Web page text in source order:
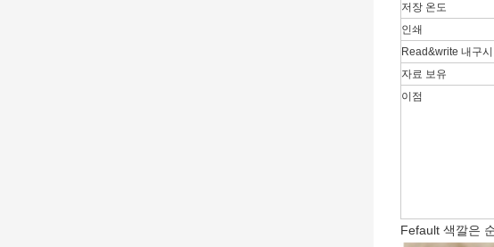
저장 온도
인쇄
Read&write 내구
자료 보유
이점
Fefault 색깔은